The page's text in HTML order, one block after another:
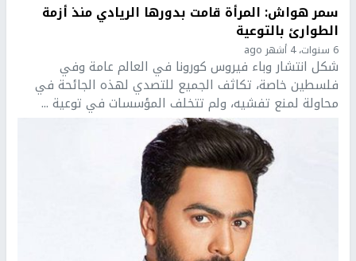
سمر هواش: المرأة قامت بدورها الريادي منذ أزمة
الطوارئ بالتوعية
6 سنوات، 4 أشهر ago
شكل انتشار وباء فيروس كورونا في العالم عامة وفي
فلسطين خاصة، تكاثف الجميع للتصدي لهذه الجائحة في
محاولة لمنع تفشيه، ولم تتخلف المؤسسات في توعية ...